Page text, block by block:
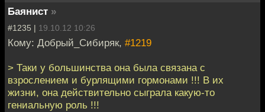
Баянист »
#1235 | 19.10.12 10:26
Кому: Добрый_Сибиряк, #1219
> Таки у большинства она была связана с
взрослением и бурлящими гормонами !!! В их
жизни, она действительно сыграла какую-то
гениальную роль !!!